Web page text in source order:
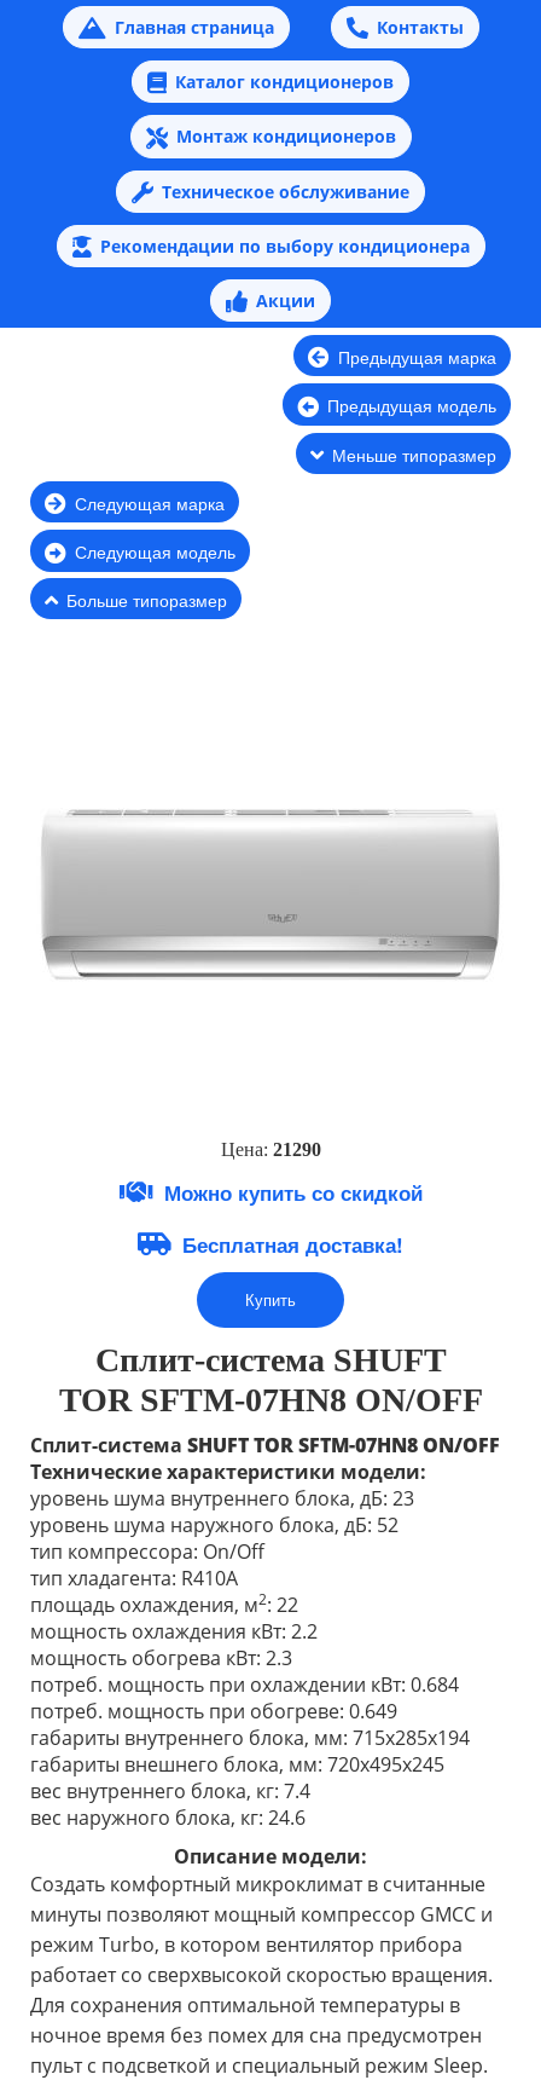
Главная страница Контакты
Каталог кондиционеров
Монтаж кондиционеров
Техническое обслуживание
Рекомендации по выбору кондиционера
Акции
Предыдущая марка
Предыдущая модель
Меньше типоразмер
Следующая марка
Следующая модель
Больше типоразмер
Цена: 21290
Можно купить со скидкой
Бесплатная доставка!
Купить
Сплит-система SHUFT
TOR SFTM-07HN8 ON/OFF
Сплит-система SHUFT TORSFTM-07HN8 ON/OFF
Технические характеристики модели:
уровень шума внутреннего блока, дБ: 23
уровень шума наружного блока, дБ: 52
тип компрессора: On/Off
тип хладагента: R410A
площадь охлаждения, м2: 22
мощность охлаждения кВт: 2.2
мощность обогрева кВт: 2.3
потреб. мощность при охлаждении кВт: 0.684
потреб. мощность при обогреве: 0.649
габариты внутреннего блока, мм: 715x285x194
габариты внешнего блока, мм: 720х495х245
вес внутреннего блока, кг: 7.4
вес наружного блока, кг: 24.6
Описание модели:
Создать комфортный микроклимат в считанные
минуты позволяют мощный компрессор GMCC и
режим Turbo, в котором вентилятор прибора
работает со сверхвысокой скоростью вращения.
Для сохранения оптимальной температуры в
ночное время без помех для сна предусмотрен
пульт с подсветкой и специальный режим Sleep.